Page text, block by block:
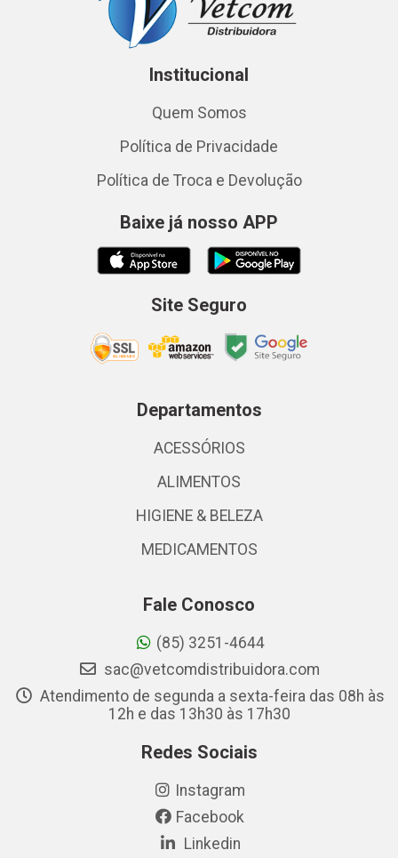
Institucional
Quem Somos
Política de Privacidade
Política de Troca e Devolução
Baixe já nosso APP
Site Seguro
Departamentos
ACESSÓRIOS
ALIMENTOS
HIGIENE & BELEZA
MEDICAMENTOS
Fale Conosco
(85) 3251-4644
sac@vetcomdistribuidora.com
Atendimento de segunda a sexta-feira das 08h às
12h e das 13h30 às 17h30
Redes Sociais
Instagram
Facebook
Linkedin